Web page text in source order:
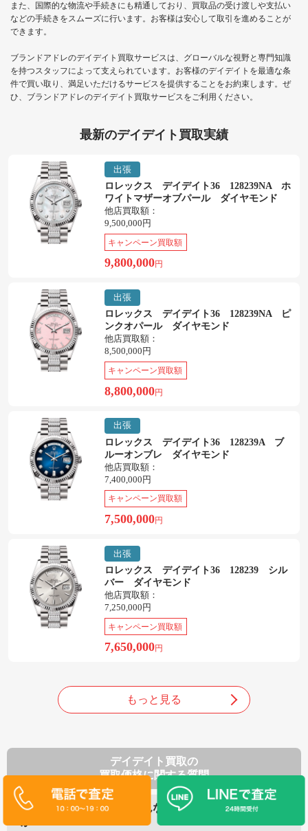
また、国際的な物流や手続きにも精通しており、買取品の受け渡しや支払い
などの手続きをスムーズに行います。お客様は安心して取引を進めることが
できます。
ブランドアドレのデイデイト買取サービスは、グローバルな視野と専門知識
を持つスタッフによって支えられています。お客様のデイデイトを最適な条
件で買い取り、満足いただけるサービスを提供することをお約束します。ぜ
ひ、ブランドアドレのデイデイト買取サービスをご利用ください。
最新のデイデイト買取実績
出張
ロレックス デイデイト36 128239NA ホ
ワイトマザーオブパール ダイヤモンド
他店買取額：
9,500,000円
キャンペーン買取額
9,800,000円
出張
ロレックス デイデイト36 128239NA ピ
ンクオパール ダイヤモンド
他店買取額：
8,500,000円
キャンペーン買取額
8,800,000円
出張
ロレックス デイデイト36 128239A ブ
ルーオンブレ ダイヤモンド
他店買取額：
7,400,000円
キャンペーン買取額
7,500,000円
出張
ロレックス デイデイト36 128239 シル
バー ダイヤモンド
他店買取額：
7,250,000円
キャンペーン買取額
7,650,000円
もっと見る
デイデイト買取の
買取価格に関する質問
デイデイトの買取にはどんなことが影響されます